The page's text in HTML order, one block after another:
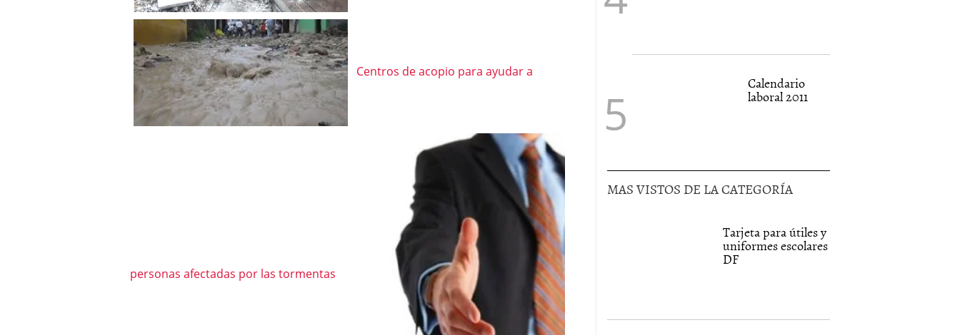
Centros de acopio para ayudar a
personas afectadas por las tormentas
Calendario
laboral 2011
MAS VISTOS DE LA CATEGORÍA
Tarjeta para útiles y
uniformes escolares
DF